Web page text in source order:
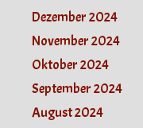
Dezember 2024
November 2024
Oktober 2024
September 2024
August 2024